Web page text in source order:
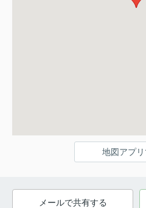
地図アプリ
メールで共有する